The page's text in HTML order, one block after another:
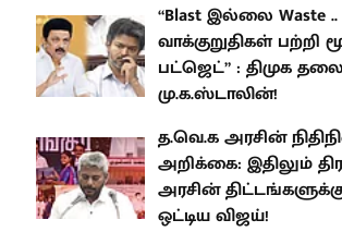
“Blast இல்லை Waste ..
வாக்குறுதிகள் பற்றி
பட்ஜெட்” : திமுக
மு.க.ஸ்டாலின்!
த.வெ.க அரசின்
அறிக்கை: இதிலும்
அரசின்
ஒட்டிய விஜய்!